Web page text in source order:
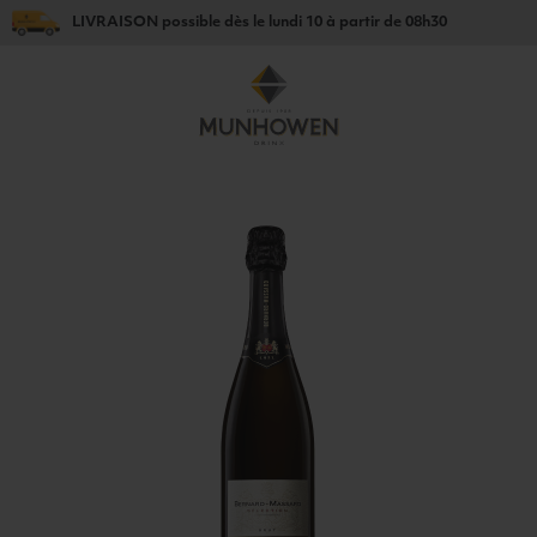
LIVRAISON possible dès le lundi 10 à partir de 08h30